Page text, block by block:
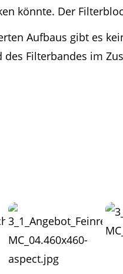
könnte. Der
Aufbaus gibt es
des Filterbandes im